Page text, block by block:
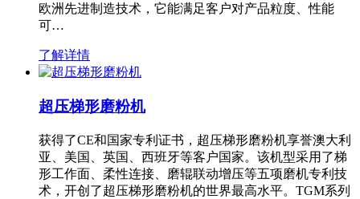
欧洲先进制造技术，它能满足客户对产品粒度、性能
可…
了解详情
超压梯形磨粉机
获得了CE和国家专利证书，超压梯形磨粉机享誉澳大利
亚、美国、英国、西班牙等客户国家。该机型采用了梯
形工作面、柔性连接、磨辊联动增压等五项磨机专利技
术，开创了超压梯形磨粉机的世界最高水平。TGM系列